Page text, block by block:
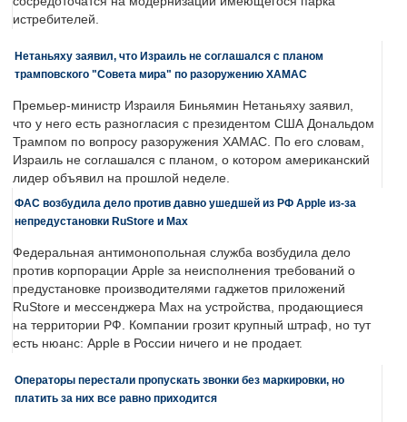
истребителей.
Нетаньяху заявил, что Израиль не соглашался с планом
трамповского "Совета мира" по разоружению ХАМАС
Премьер-министр Израиля Биньямин Нетаньяху заявил,
что у него есть разногласия с президентом США Дональдом
Трампом по вопросу разоружения ХАМАС. По его словам,
Израиль не соглашался с планом, о котором американский
лидер объявил на прошлой неделе.
ФАС возбудила дело против давно ушедшей из РФ Apple из-за
непредустановки RuStore и Max
Федеральная антимонопольная служба возбудила дело
против корпорации Apple за неисполнения требований о
предустановке производителями гаджетов приложений
RuStore и мессенджера Max на устройства, продающиеся
на территории РФ. Компании грозит крупный штраф, но тут
есть нюанс: Apple в России ничего и не продает.
Операторы перестали пропускать звонки без маркировки, но
платить за них все равно приходится